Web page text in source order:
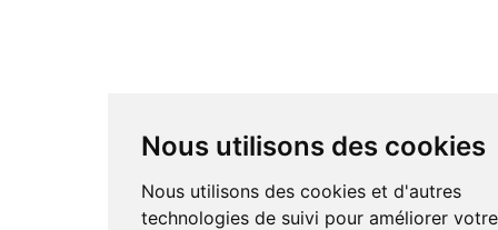
Nous utilisons des cookies
Nous utilisons des cookies et d'autres
technologies de suivi pour améliorer votre